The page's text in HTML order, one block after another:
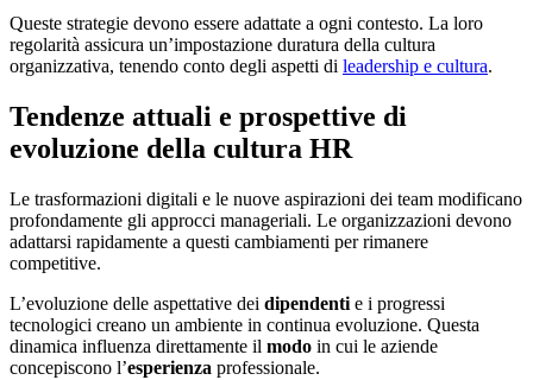
Queste strategie devono essere adattate a ogni contesto. La loro
regolarità assicura un’impostazione duratura della cultura
organizzativa, tenendo conto degli aspetti di leadership e cultura.
Tendenze attuali e prospettive di
evoluzione della cultura HR
Le trasformazioni digitali e le nuove aspirazioni dei team modificano
profondamente gli approcci manageriali. Le organizzazioni devono
adattarsi rapidamente a questi cambiamenti per rimanere
competitive.
L’evoluzione delle aspettative dei dipendenti e i progressi
tecnologici creano un ambiente in continua evoluzione. Questa
dinamica influenza direttamente il modo in cui le aziende
concepiscono l’esperienza professionale.